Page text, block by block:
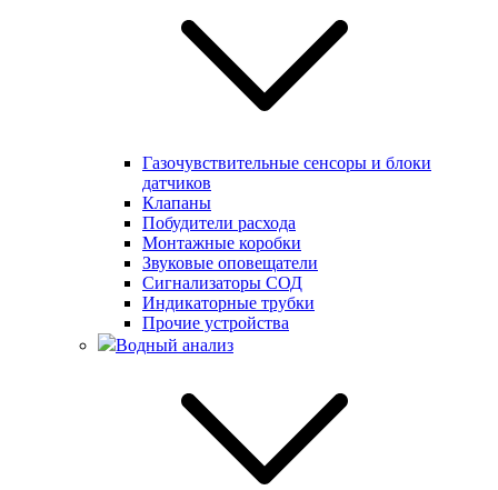
Газочувствительные сенсоры и блоки
датчиков
Клапаны
Побудители расхода
Монтажные коробки
Звуковые оповещатели
Сигнализаторы СОД
Индикаторные трубки
Прочие устройства
Водный анализ